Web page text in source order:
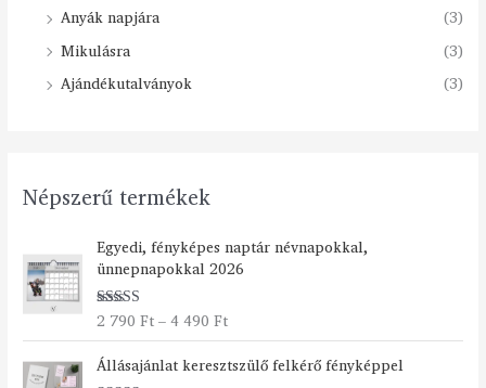
Anyák napjára
(3)
Mikulásra
(3)
Ajándékutalványok
(3)
Népszerű termékek
Egyedi, fényképes naptár névnapokkal,
ünnepnapokkal 2026
Értékelés:
2 790Ft – 4 490Ft
r
t
r
t
o
Állásajánlat keresztszülő felkérő fényképpel